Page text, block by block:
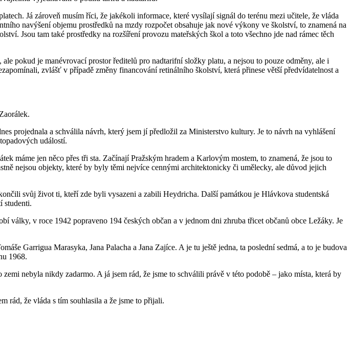
Já zároveň musím říci, že jakékoli informace, které vysílají signál do terénu mezi učitele, že vláda
navýšení objemu prostředků na mzdy rozpočet obsahuje jak nové výkony ve školství, to znamená na
Jsou tam také prostředky na rozšíření provozu mateřských škol a toto všechno jde nad rámec těch
pokud je manévrovací prostor ředitelů pro nadtarifní složky platu, a nejsou to pouze odměny, ale i
zvlášť v případě změny financování retinálního školství, která přinese větší předvídatelnost a
projednala a schválila návrh, který jsem jí předložil za Ministerstvo kultury. Je to návrh na vyhlášení
událostí.
máme jen něco přes tři sta. Začínají Pražským hradem a Karlovým mostem, to znamená, že jsou to
nejsou objekty, které by byly těmi nejvíce cennými architektonicky či umělecky, ale důvod jejich
svůj život ti, kteří zde byli vysazeni a zabili Heydricha. Další památkou je Hlávkova studentská
studenti.
v roce 1942 popraveno 194 českých občan a v jednom dni zhruba třicet občanů obce Ležáky. Je
Garrigua Marasyka, Jana Palacha a Jana Zajíce. A je tu ještě jedna, ta poslední sedmá, a to je budova
1968.
nebyla nikdy zadarmo. A já jsem rád, že jsme to schválili právě v této podobě – jako místa, která by
rád, že vláda s tím souhlasila a že jsme to přijali.